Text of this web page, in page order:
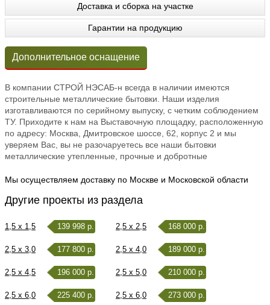
Доставка и сборка на участке
Гарантии на продукцию
Дополнительное оснащение
В компании СТРОЙ НЭСАБ-н всегда в наличии имеются
строительные металлические бытовки. Наши изделия
изготавливаются по серийному выпуску, с четким соблюдением
ТУ. Приходите к нам на Выставочную площадку, расположенную
по адресу: Москва, Дмитровское шоссе, 62, корпус 2 и мы
уверяем Вас, вы не разочаруетесь все наши бытовки
металлические утепленные, прочные и добротные
Мы осуществляем доставку по Москве и Московской области
Другие проекты из раздела
1,5 x 1,5 139 998 р. 2,5 x 2,5 168 000 р.
2,5 x 3,0 177 800 р. 2,5 x 4,0 189 000 р.
2,5 x 4,5 196 000 р. 2,5 x 5,0 210 000 р.
2,5 x 6,0 225 400 р. 2,5 x 6,0 273 000 р.